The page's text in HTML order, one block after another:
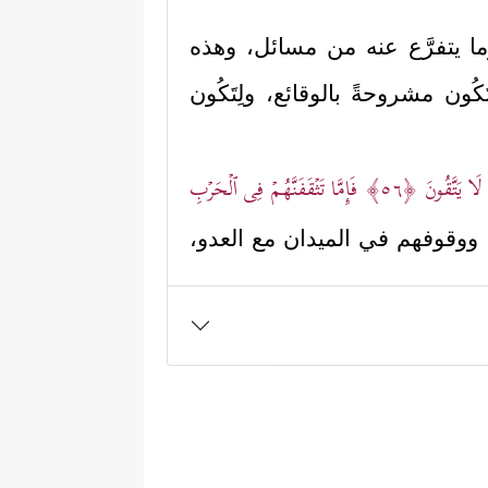
يتفرَّع عنه من مسائل، وهذه
مشروحةً بالوقائع، ولِتَكُون
یَتَّقُونَ ﴿٥٦﴾
فَإِمَّا تَثۡقَفَنَّهُمۡ فِی ٱلۡحَرۡبِ
ووقوفهم في الميدان مع العدو،
خشية من نقضه للعهد في ساعة